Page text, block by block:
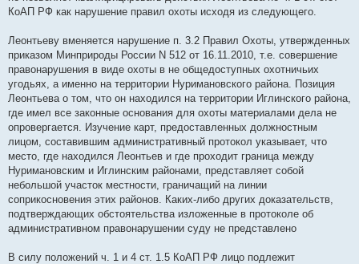
КоАП РФ как нарушение правил охоты исходя из следующего.
Леонтьеву вменяется нарушение п. 3.2 Правил Охоты, утвержденных
приказом Минприроды России N 512 от 16.11.2010, т.е. совершение
правонарушения в виде охоты в не общедоступных охотничьих
угодьях, а именно на территории Нуримановского района. Позиция
Леонтьева о том, что он находился на территории Иглинского района,
где имел все законные основания для охоты материалами дела не
опровергается. Изучение карт, предоставленных должностным
лицом, составившим административный протокол указывает, что
место, где находился Леонтьев и где проходит граница между
Нуримановским и Иглинским районами, представляет собой
небольшой участок местности, граничащий на линии
соприкосновения этих районов. Каких-либо других доказательств,
подтверждающих обстоятельства изложенные в протоколе об
административном правонарушении суду не представлено
В силу положений ч. 1 и 4 ст. 1.5 КоАП РФ лицо подлежит